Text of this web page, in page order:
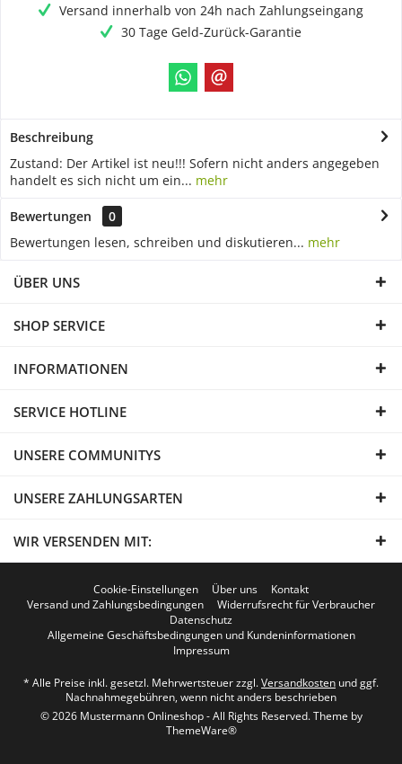
Versand innerhalb von 24h nach Zahlungseingang
30 Tage Geld-Zurück-Garantie
Beschreibung
Zustand: Der Artikel ist neu!!! Sofern nicht anders angegeben
handelt es sich nicht um ein... mehr
Bewertungen
0
Bewertungen lesen, schreiben und diskutieren... mehr
ÜBER UNS
SHOP SERVICE
INFORMATIONEN
SERVICE HOTLINE
UNSERE COMMUNITYS
UNSERE ZAHLUNGSARTEN
WIR VERSENDEN MIT:
Cookie-Einstellungen Über uns
Kontakt
Versand und Zahlungsbedingungen
Widerrufsrecht für Verbraucher
Datenschutz
Allgemeine Geschäftsbedingungen und Kundeninformationen
Impressum
* Alle Preise inkl. gesetzl. Mehrwertsteuer zzgl.Versandkosten und ggf.
Nachnahmegebühren, wenn nicht anders beschrieben
© 2026 Mustermann Onlineshop - All Rights Reserved. Theme by
ThemeWare®